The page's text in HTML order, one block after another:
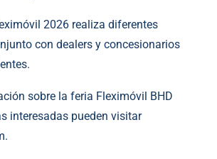
2026 realiza diferentes
con dealers y concesionarios
sobre la feria Fleximóvil BHD
interesadas pueden visitar
.